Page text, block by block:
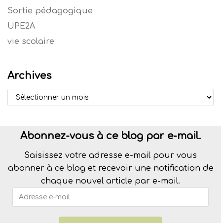
Sortie pédagogique
UPE2A
vie scolaire
Archives
Abonnez-vous à ce blog par e-mail.
Saisissez votre adresse e-mail pour vous
abonner à ce blog et recevoir une notification de
chaque nouvel article par e-mail.